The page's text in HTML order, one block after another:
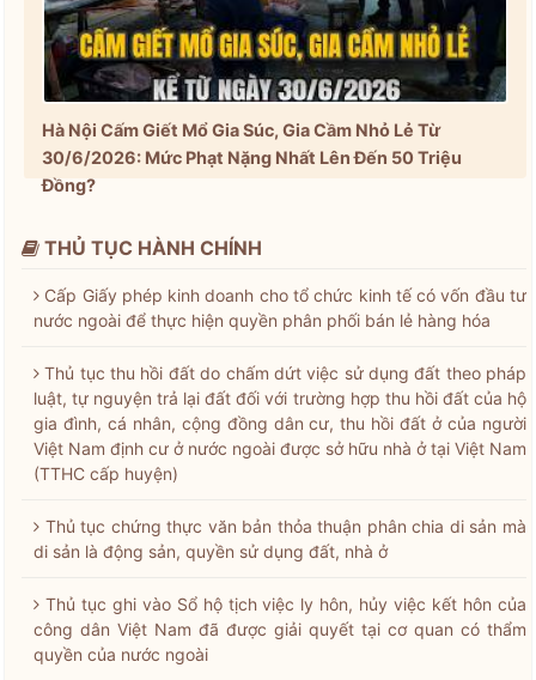
Hà Nội Cấm Giết Mổ Gia Súc, Gia Cầm Nhỏ Lẻ Từ
30/6/2026: Mức Phạt Nặng Nhất Lên Đến 50 Triệu
Đồng?
THỦ TỤC HÀNH CHÍNH
Cấp Giấy phép kinh doanh cho tổ chức kinh tế có vốn đầu tư
nước ngoài để thực hiện quyền phân phối bán lẻ hàng hóa
Thủ tục thu hồi đất do chấm dứt việc sử dụng đất theo pháp
luật, tự nguyện trả lại đất đối với trường hợp thu hồi đất của hộ
gia đình, cá nhân, cộng đồng dân cư, thu hồi đất ở của người
Việt Nam định cư ở nước ngoài được sở hữu nhà ở tại Việt Nam
(TTHC cấp huyện)
Thủ tục chứng thực văn bản thỏa thuận phân chia di sản mà
di sản là động sản, quyền sử dụng đất, nhà ở
Thủ tục ghi vào Sổ hộ tịch việc ly hôn, hủy việc kết hôn của
công dân Việt Nam đã được giải quyết tại cơ quan có thẩm
quyền của nước ngoài